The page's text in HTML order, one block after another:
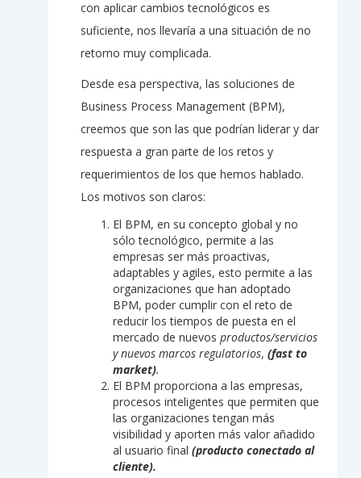
con aplicar cambios tecnológicos es
suficiente, nos llevaría a una situación de no
retorno muy complicada.
Desde esa perspectiva, las soluciones de
Business Process Management (BPM),
creemos que son las que podrían liderar y dar
respuesta a gran parte de los retos y
requerimientos de los que hemos hablado.
Los motivos son claros:
El BPM, en su concepto global y no
sólo tecnológico, permite a las
empresas ser más proactivas,
adaptables y agiles, esto permite a las
organizaciones que han adoptado
BPM, poder cumplir con el reto de
reducir los tiempos de puesta en el
mercado de nuevos productos/servicios
y nuevos marcos regulatorios, (fast to
market).
El BPM proporciona a las empresas,
procesos inteligentes que permiten que
las organizaciones tengan más
visibilidad y aporten más valor añadido
al usuario final (producto conectado al
cliente).